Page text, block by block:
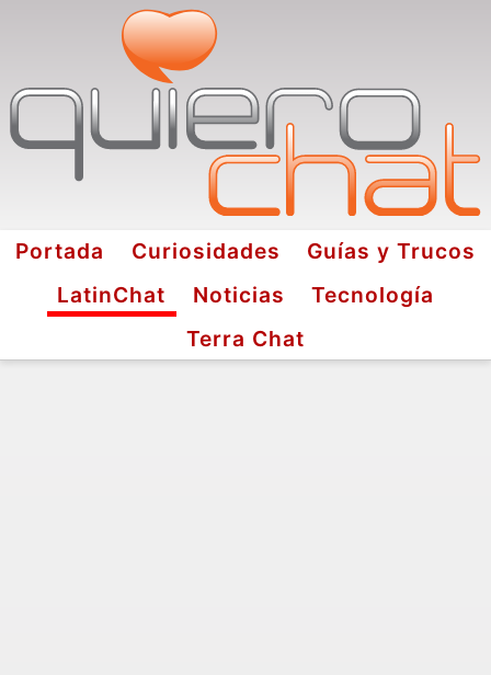
Portada Curiosidades
Guías y Trucos
LatinChat
Noticias
Tecnología
Terra Chat